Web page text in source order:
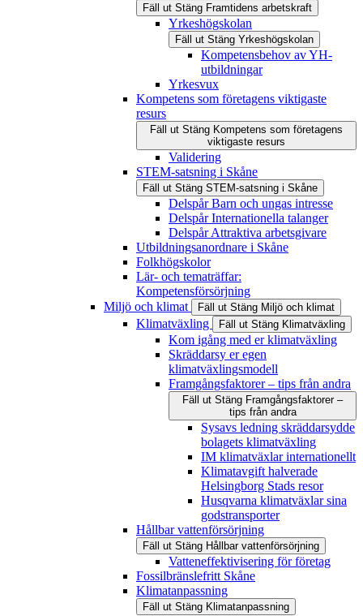
Fäll ut Stäng Framtidens arbetskraft
Yrkeshögskolan
Fäll ut Stäng Yrkeshögskolan
Kompetensbehov av YH-
utbildningar
Yrkesvux
Kompetens som företagens viktigaste
resurs
Fäll ut Stäng Kompetens som företagens
viktigaste resurs
Validering
STEM-satsning i Skåne
Fäll ut Stäng STEM-satsning i Skåne
Delspår Barn och ungas intresse
Delspår Internationella talanger
Delspår Attraktiva arbetsgivare
Utbildningsanordnare i Skåne
Folkhögskolor
Lär- och tematräffar:
Kompetensförsörjning
Miljö och klimat
Fäll ut Stäng Miljö och klimat
Klimatväxling Fäll ut Stäng Klimatväxling
Kom igång med er klimatväxling
Skräddarsy er egen
klimatväxlingsmodell
Framgångsfaktorer – tips från andra
Fäll ut Stäng Framgångsfaktorer –
tips från andra
Sysavs ledning skräddarsydde
bolagets klimatväxling
IM klimatväxlar internationellt
Klimatavgift halverade
Helsingborg Stads resor
Husqvarna klimatväxlar sina
godstransporter
Hållbar vattenförsörjning
Fäll ut Stäng Hållbar vattenförsörjning
Vatteneffektivisering för företag
Fossilbränslefritt Skåne
Klimatanpassning
Fäll ut Stäng Klimatanpassning